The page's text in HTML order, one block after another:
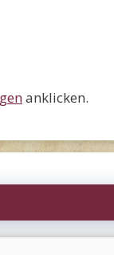
anklicken.